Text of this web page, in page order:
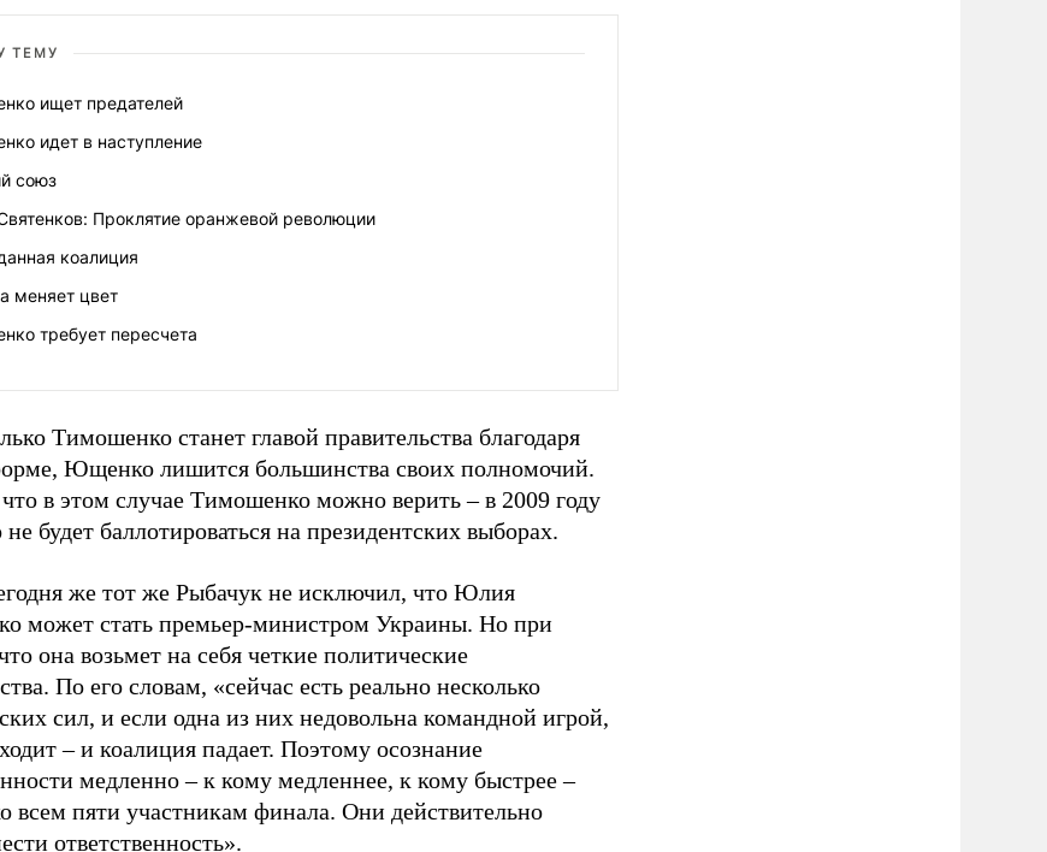
ТЕМУ
ищет предателей
идет в наступление
союз
Проклятие оранжевой революции
коалиция
меняет цвет
требует пересчета
Тимошенко станет главой правительства благодаря
Ющенко лишится большинства своих полномочий.
в этом случае Тимошенко можно верить – в 2009 году
будет баллотироваться на президентских выборах.
же тот же Рыбачук не исключил, что Юлия
может стать премьер-министром Украины. Но при
она возьмет на себя четкие политические
По его словам, «сейчас есть реально несколько
сил, и если одна из них недовольна командной игрой,
– и коалиция падает. Поэтому осознание
медленно – к кому медленнее, к кому быстрее –
всем пяти участникам финала. Они действительно
ответственность».